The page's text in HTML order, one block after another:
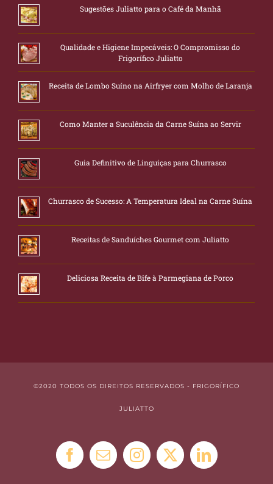
Sugestões Juliatto para o Café da Manhã
Qualidade e Higiene Impecáveis: O Compromisso do
Frigorífico Juliatto
Receita de Lombo Suíno na Airfryer com Molho de Laranja
Como Manter a Suculência da Carne Suína ao Servir
Guia Definitivo de Linguiças para Churrasco
Churrasco de Sucesso: A Temperatura Ideal na Carne Suína
Receitas de Sanduíches Gourmet com Juliatto
Deliciosa Receita de Bife à Parmegiana de Porco
©2020 TODOS OS DIREITOS RESERVADOS - FRIGORÍFICO
JULIATTO
Facebook
E-
Instagram
X LinkedIn